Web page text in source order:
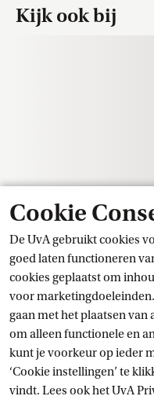
Cookie
De UvA gebruikt cookies
goed laten functioneren
cookies geplaatst om
voor marketingdoeleinden.
gaan met het plaatsen van
om alleen functionele en
kunt je voorkeur op ieder
‘Cookie instellingen’ te
vindt. Lees ook hetUvA
Kijk ook bij
Contact
Trainingscentrum
Stel je vraag